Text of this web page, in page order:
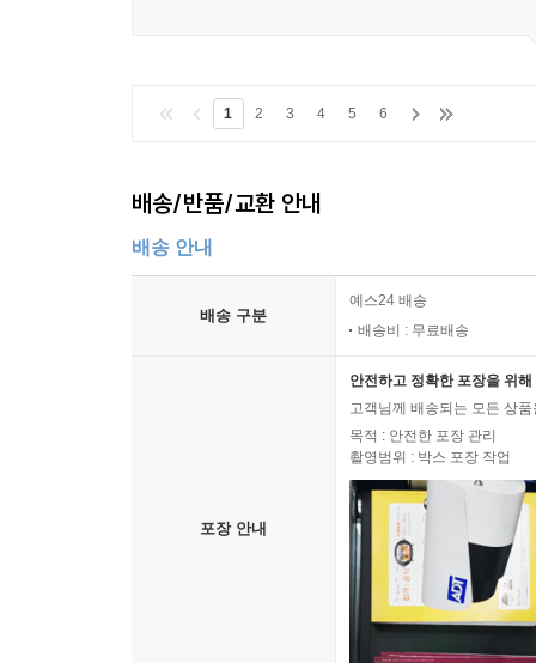
1 2 3 4 5 6
배송/반품/교환 안내
배송 안내
배송 구분
예스24 배송
배송비 : 무료배송
포장 안내
안전하고 정확한 포장을 위
고객님께 배송되는 모든 상
목적 : 안전한 포장 관리
촬영범위 : 박스 포장 작업